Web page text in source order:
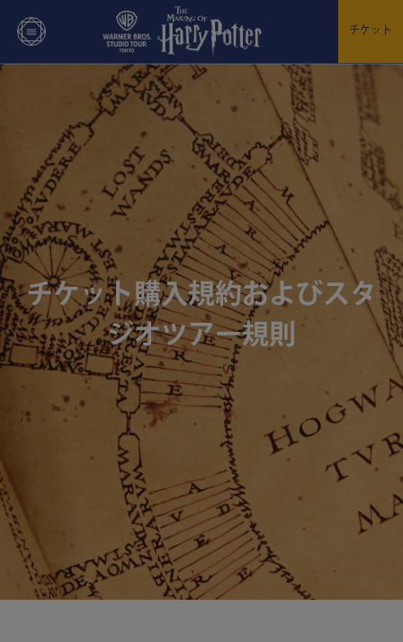
チケット
チケット購入規約およびスタ
ジオツアー規則